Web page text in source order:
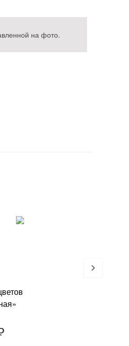
на фото.